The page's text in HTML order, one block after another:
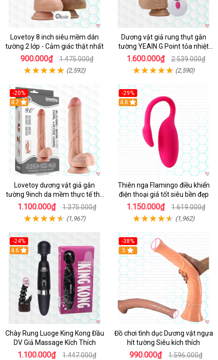
Lovetoy 8 inch siêu mềm dán
tường 2 lớp - Cảm giác thật nhất
900.000₫ 1.475.000₫
(2,592)
Dương vật giả rung thụt gắn
tường YEAIN G Point tỏa nhiệt
điều khiển từ xa
1.600.000₫ 2.539.000₫
(2,590)
-20%
Hot
4.7
Lovetoy dương vật giả gắn
tường 9inch da mềm thực tế thú
vị
1.100.000₫ 1.375.000₫
(1,967)
-29%
Hot
4.8
Thiên nga Flamingo điều khiển
điện thoại giá tốt siêu bền đẹp
1.150.000₫ 1.619.000₫
(1,962)
-24%
4.6
Chày Rung Luoge King Kong Đầu
DV Giả Massage Kích Thích
1.100.000₫ 1.447.000₫
-38%
Hot
5
Đồ chơi tình dục Dương vật ngựa
hít tường Siêu kích thích
990.000₫ 1.596.000₫